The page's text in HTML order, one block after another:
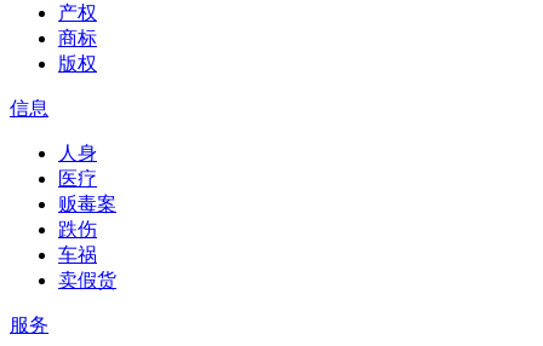
产权
商标
版权
信息
人身
医疗
贩毒案
跌伤
车祸
卖假货
服务